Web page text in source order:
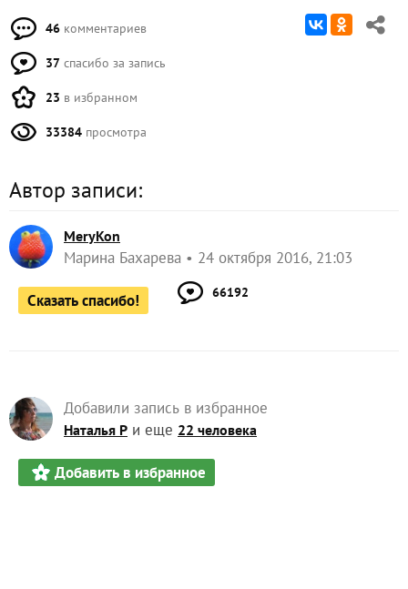
46 комментариев
37 спасибо за запись
23 в избранном
33384 просмотра
Автор записи:
MeryKon
Марина Бахарева 24 октября 2016, 21:03
Сказать спасибо! 66192
Добавили запись в избранное
Наталья Р и еще 22 человека
Добавить в избранное